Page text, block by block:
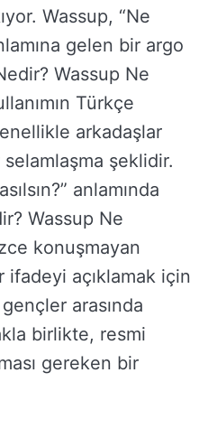
Wassup, “Ne
gelen bir argo
Wassup Ne
Türkçe
arkadaşlar
selamlaşma şeklidir.
anlamında
Wassup Ne
konuşmayan
ifadeyi açıklamak için
arasında
birlikte, resmi
gereken bir